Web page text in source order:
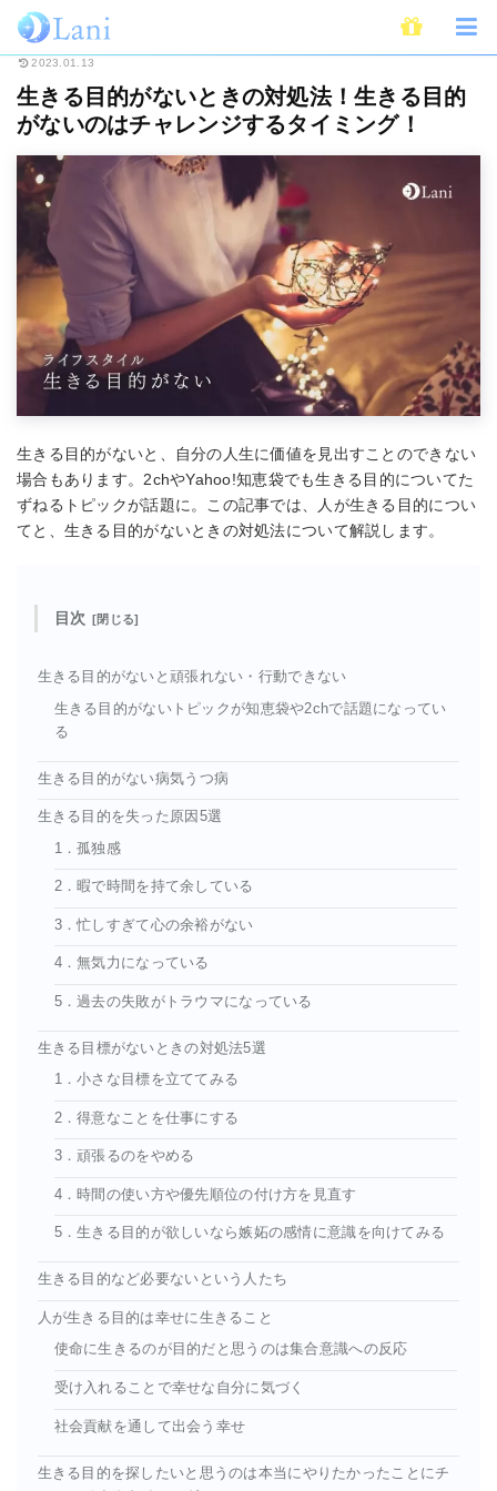
ホーム ライフスタイル 生きる目的がないときの対処法！生きる目的がな
2023.01.13
生きる目的がないときの対処法！生きる目的
がないのはチャレンジするタイミング！
生きる目的がないと、自分の人生に価値を見出すことのできない
場合もあります。2chやYahoo!知恵袋でも生きる目的についてた
ずねるトピックが話題に。この記事では、人が生きる目的につい
てと、生きる目的がないときの対処法について解説します。
目次
生きる目的がないと頑張れない・行動できない
生きる目的がないトピックが知恵袋や2chで話題になってい
る
生きる目的がない病気うつ病
生きる目的を失った原因5選
1．孤独感
2．暇で時間を持て余している
3．忙しすぎて心の余裕がない
4．無気力になっている
5．過去の失敗がトラウマになっている
生きる目標がないときの対処法5選
1．小さな目標を立ててみる
2．得意なことを仕事にする
3．頑張るのをやめる
4．時間の使い方や優先順位の付け方を見直す
5．生きる目的が欲しいなら嫉妬の感情に意識を向けてみる
生きる目的など必要ないという人たち
人が生きる目的は幸せに生きること
使命に生きるのが目的だと思うのは集合意識への反応
受け入れることで幸せな自分に気づく
社会貢献を通して出会う幸せ
生きる目的を探したいと思うのは本当にやりたかったことにチ